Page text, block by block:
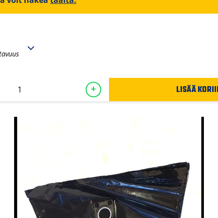
+ LISÄÄ